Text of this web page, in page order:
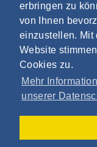
erbringen zu
von Ihnen
einzustellen. Mit
Website
Cookies zu.
Mehr
unserer
Allgemeine